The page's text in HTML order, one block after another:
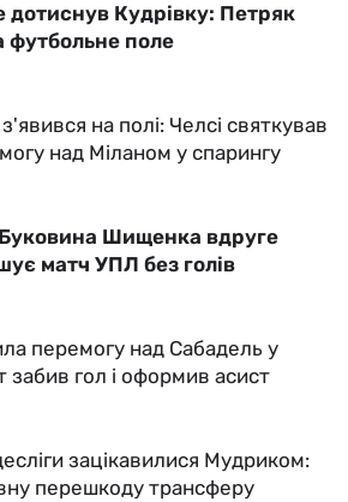
дотиснув Кудрівку: Петряк
футбольне поле
на полі: Челсі святкував
над Міланом у спарингу
Шищенка вдруге
матч УПЛ без голів
перемогу над Сабадель у
забив гол і оформив асист
зацікавилися Мудриком:
перешкоду трансферу